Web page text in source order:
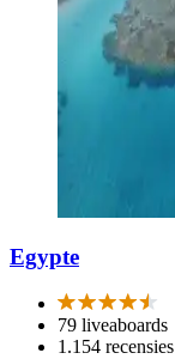
Egypte
79 liveaboards
1.154 recensies